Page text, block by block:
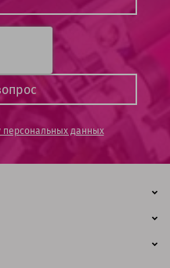
персональных данных